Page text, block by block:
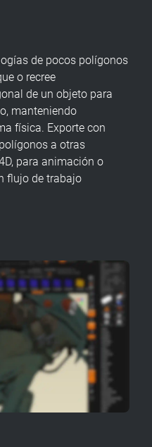
de pocos polígonos
o recree
de un objeto para
manteniendo
física. Exporte con
a otras
para animación o
flujo de trabajo